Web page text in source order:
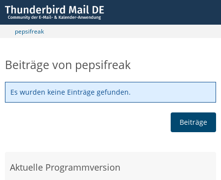
pepsifreak
Beiträge von pepsifreak
Es wurden keine Einträge gefunden.
Beiträge
Aktuelle Programmversion